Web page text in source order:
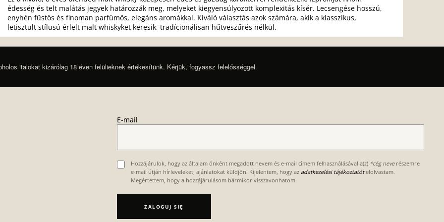
édesség és telt malátás jegyek határozzák meg, melyeket kiegyensúlyozott komplexitás kísér. Lecsengése hosszú,
enyhén füstös és finoman parfümös, elegáns aromákkal. Kiváló választás azok számára, akik a klasszikus,
letisztult stílusú érlelt malt whiskyket keresik, tradícionálisan hűtveszűrés nélkül.
italokat kizárólag 18 éven felülieknek értékesítünk. Kérjük, fogyassz felelősséggel.
E-mail
Hozzájárulok, hogy az általam önként megadott nevem és e-mail címem felhasználásával a(z) *cég neverészemre
e-mail útján hírleveleket, ajánlatokat küldjön. Kijelentem, hogy az adatkezelési tájékoztatót elolvastam.
Megértettem, hogy a hozzájárulásom bármikor visszavonhatom.
ZALOGUJ SIĘ